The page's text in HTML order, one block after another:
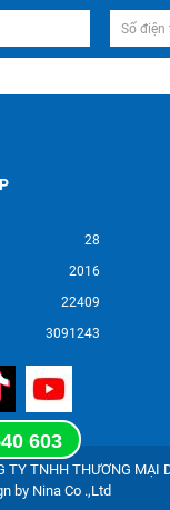
28
2016
22409
3091243
TY TNHH THƯƠNG MẠI
by Nina Co .,Ltd
603